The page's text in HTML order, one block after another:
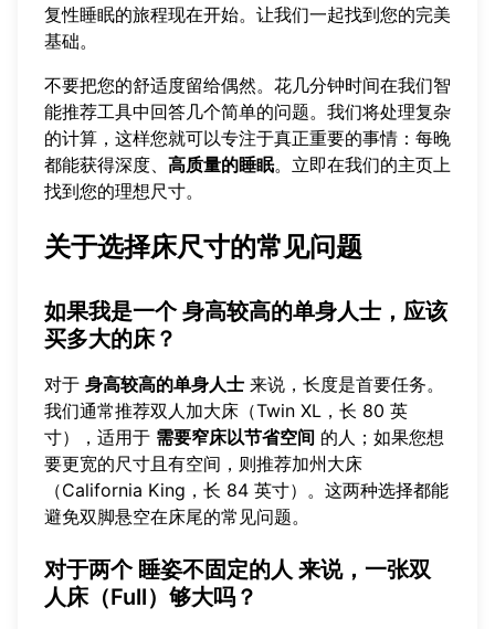
复性睡眠的旅程现在开始。让我们一起找到您的完美
基础。
不要把您的舒适度留给偶然。花几分钟时间在我们智
能推荐工具中回答几个简单的问题。我们将处理复杂
的计算，这样您就可以专注于真正重要的事情：每晚
都能获得深度、 高质量的睡眠。立即在我们的主页上
找到您的理想尺寸。
关于选择床尺寸的常见问题
如果我是一个身高较高的单身人士 ，应该
买多大的床？
对于 身高较高的单身人士 来说，长度是首要任务。
我们通常推荐双人加大床（Twin XL，长 80 英
寸），适用于 需要窄床以节省空间 的人；如果您想
要更宽的尺寸且有空间，则推荐加州大床
（California King，长 84 英寸）。这两种选择都能
避免双脚悬空在床尾的常见问题。
对于两个 睡姿不固定的人 来说，一张双
人床（Full）够大吗？